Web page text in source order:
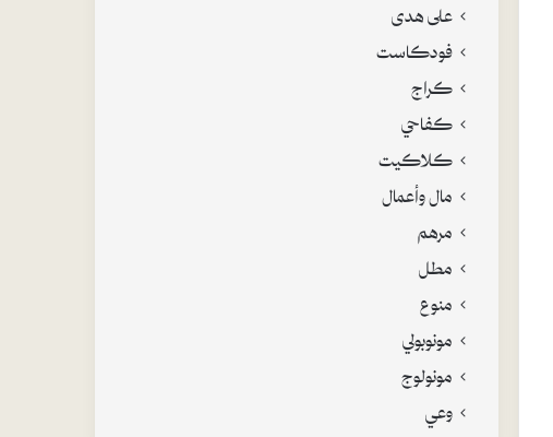
على هدى
فودكاست
كراج
كفاحي
كلاكيت
مال وأعمال
مرهم
مطل
منوع
مونوبولي
مونولوج
وعي